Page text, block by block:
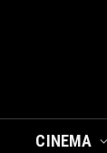
CINEMA